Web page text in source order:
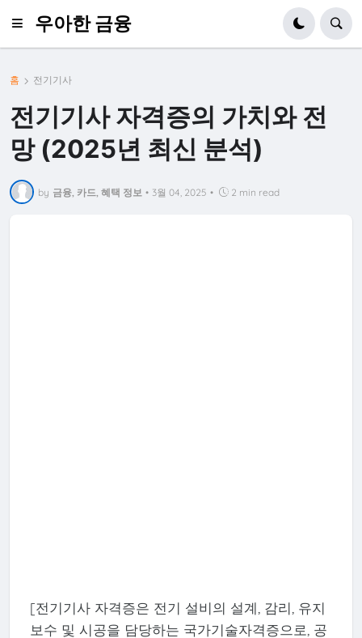
우아한 금융
홈 전기기사
전기기사 자격증의 가치와 전
망 (2025년 최신 분석)
by 금융, 카드, 혜택 정보 • 3월 04, 2025 • 2 min read
[전기기사 자격증은 전기 설비의 설계, 감리, 유지
보수 및 시공을 담당하는 국가기술자격증으로, 공